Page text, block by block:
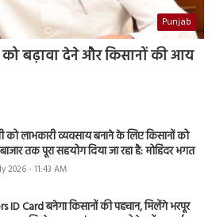
Punjab
को बढ़ावा देने और किसानों की आय
को लाभकारी व्यवसाय बनाने के लिए किसानों को
तक पूरा सहयोग दिया जा रहा है: मोहिंदर भगत
2026 - 11:43 AM
ID Card बनेगा किसानों की पहचान, मिलेंगे भरपूर